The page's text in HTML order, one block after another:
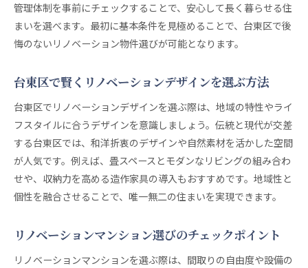
管理体制を事前にチェックすることで、安心して長く暮らせる住
まいを選べます。最初に基本条件を見極めることで、台東区で後
悔のないリノベーション物件選びが可能となります。
台東区で賢くリノベーションデザインを選ぶ方法
台東区でリノベーションデザインを選ぶ際は、地域の特性やライ
フスタイルに合うデザインを意識しましょう。伝統と現代が交差
する台東区では、和洋折衷のデザインや自然素材を活かした空間
が人気です。例えば、畳スペースとモダンなリビングの組み合わ
せや、収納力を高める造作家具の導入もおすすめです。地域性と
個性を融合させることで、唯一無二の住まいを実現できます。
リノベーションマンション選びのチェックポイント
リノベーションマンションを選ぶ際は、間取りの自由度や設備の